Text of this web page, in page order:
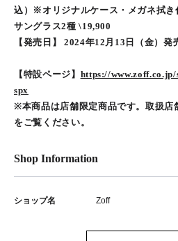
込）※オリジナルケース・メガネ拭き
サングラス2種 \19,900
【発売日】 2024年12月13日（金）発
【特設ページ】 https://www.zoff.co.jp/
spx
※本商品は店舗限定商品です。取扱店
をご覧ください。
Shop Information
ショップ名 Zoff